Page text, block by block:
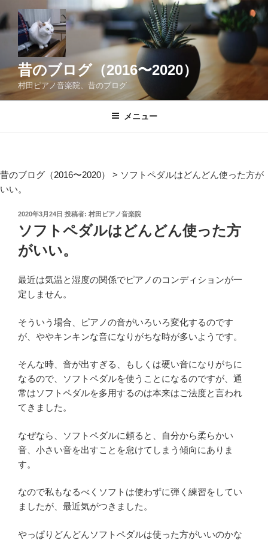
ン
テ
へ
ス
昔のブログ（2016〜2020）
村田ピアノ音楽院、昔のブログ
メニュー
昔のブログ（2016〜2020） > ソフトペダルはどんどん使った方が
いい。
投
稿
日:
2020年3月24日 投稿者: 村田ピアノ音楽院
ソフトペダルはどんどん使った方
がいい。
最近は気温と湿度の関係でピアノのコンディションが一
定しません。
そういう場合、ピアノの音がいろいろ変化するのです
が、ややキンキンな音になりがちな時が多いようです。
そんな時、音が出すぎる、もしくは硬い音になりがちに
なるので、ソフトペダルを使うことになるのですが、通
常はソフトペダルを多用するのは本来はご法度と言われ
てきました。
なぜなら、ソフトペダルに頼ると、自分から柔らかい
音、小さい音を出すことを怠けてしまう傾向にありま
す。
なので私もなるべくソフトは使わずに弾く練習をしてい
ましたが、最近気がつきました。
やっぱりどんどんソフトペダルは使った方がいいのかな